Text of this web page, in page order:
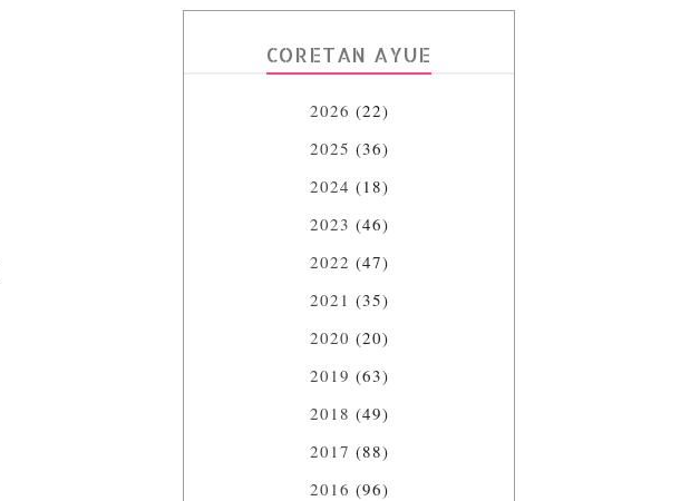
CORETAN AYUE
2026 (22)
2025 (36)
2024 (18)
2023 (46)
2022 (47)
2021 (35)
2020 (20)
2019 (63)
2018 (49)
2017 (88)
2016 (96)